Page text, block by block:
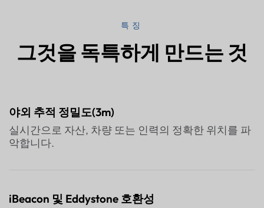
특징
그것을 독특하게 만드는 것
야외 추적 정밀도(3m)
실시간으로 자산, 차량 또는 인력의 정확한 위치를 파
악합니다.
iBeacon 및 Eddystone 호환성